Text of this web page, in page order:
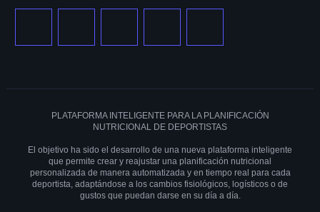
PLATAFORMA INTELIGENTE PARA LA PLANIFICACIÓN
NUTRICIONAL DE DEPORTISTAS
El objetivo ha sido el desarrollo de una nueva plataforma inteligente
que permite crear y reajustar una planificación nutricional
personalizada de manera automatizada y en tiempo real para cada
deportista, adaptándose a los cambios fisiológicos, logísticos o de
gustos que puedan darse en su día a día.